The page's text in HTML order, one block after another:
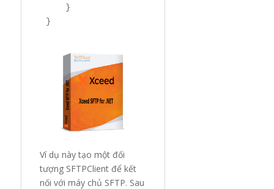
    }
Ví dụ này tạo một đối
tượng SFTPClient để kết
nối với máy chủ SFTP. Sau